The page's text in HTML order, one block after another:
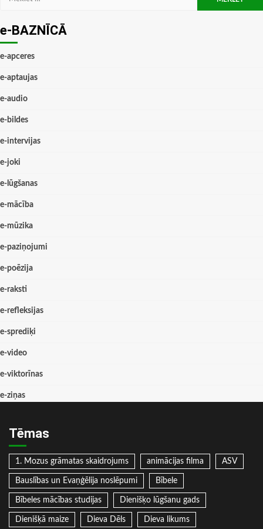
e-BAZNĪCĀ
e-apceres
e-aptaujas
e-audio
e-bildes
e-intervijas
e-joki
e-lūgšanas
e-mācība
e-mūzika
e-paziņojumi
e-poēzija
e-raksti
e-refleksijas
e-sprediķi
e-video
e-viktorīnas
e-ziņas
Tēmas
1. Mozus grāmatas skaidrojums animācijas filma ASV
Bauslības un Evaņģēlija noslēpumi Bībele
Bībeles mācības studijas Dienišķo lūgšanu gads
Dienišķā maize Dieva Dēls Dieva likums